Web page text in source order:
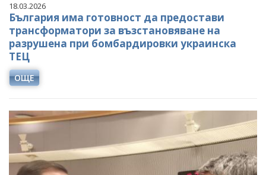
18.03.2026
България има готовност да предостави
трансформатори за възстановяване на
разрушена при бомбардировки украинска
ТЕЦ
ОЩЕ